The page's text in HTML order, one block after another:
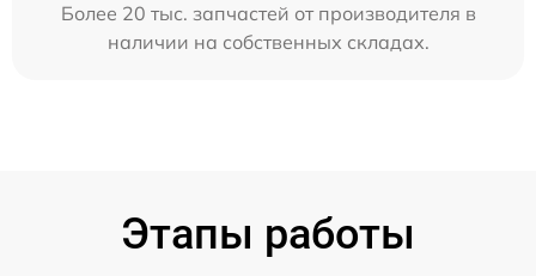
Более 20 тыс. запчастей от производителя в
наличии на собственных складах.
Этапы работы